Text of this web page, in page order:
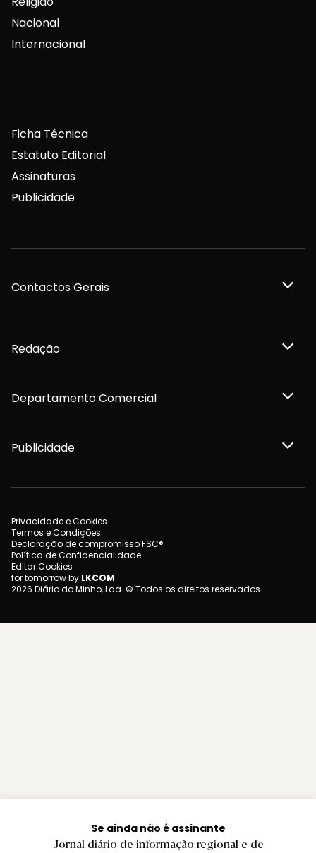
Se ainda não é assinante
Jornal diário de informação regional e de
Nacional
Internacional
Ficha Técnica
Estatuto Editorial
Assinaturas
Publicidade
Contactos Gerais
Redação
Departamento Comercial
Publicidade
Privacidade e Cookies
Termos e Condições
Declaração de compromisso FSC®
Política de Confidencialidade
Editar Cookies
for tomorrow by LKCOM
2026 Diário do Minho, Lda. © Todos os direitos reservados